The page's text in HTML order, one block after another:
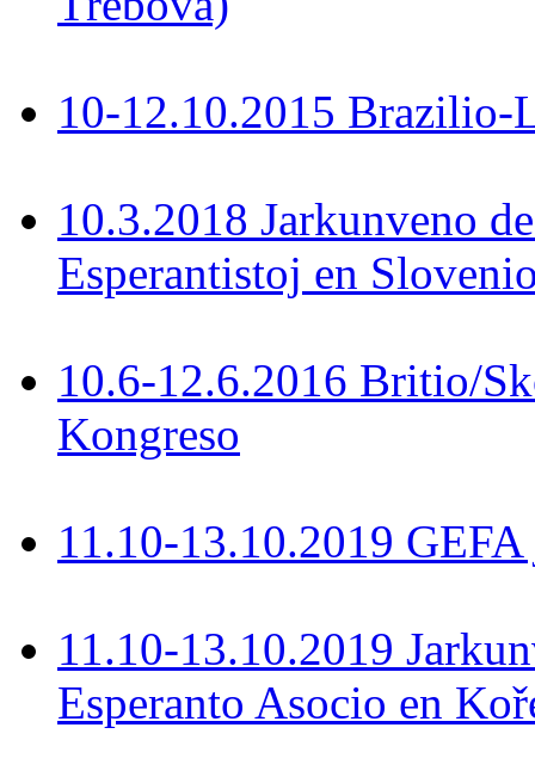
10-12.10.2015
10.3.2018 Jarkunveno
Esperantistoj en
10.6-12.6.2016 Britio/
Kongreso
11.10-13.10.2019
11.10-13.10.2019
Esperanto Asocio en